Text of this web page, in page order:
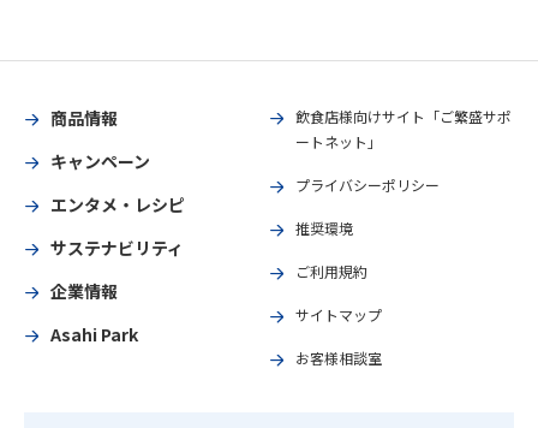
商品情報
キャンペーン
エンタメ・レシピ
サステナビリティ
企業情報
Asahi Park
飲食店様向けサイト「ご繁盛サポ
ートネット」
プライバシーポリシー
推奨環境
ご利用規約
サイトマップ
お客様相談室